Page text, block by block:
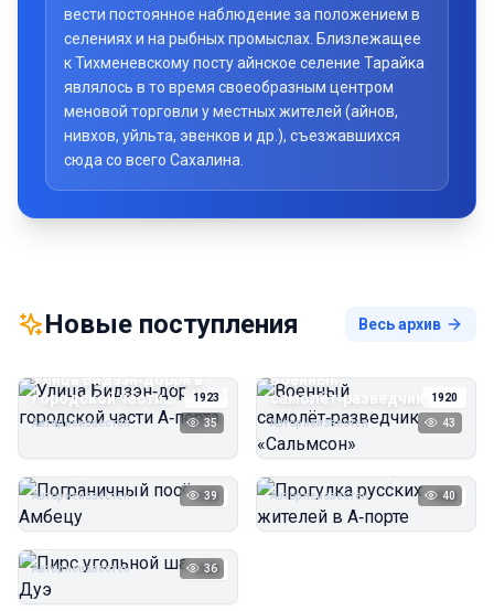
вести постоянное наблюдение за положением в
селениях и на рыбных промыслах. Близлежащее
к Тихменевскому посту айнское селение Тарайка
являлось в то время своеобразным центром
меновой торговли у местных жителей (айнов,
нивхов, уйльта, эвенков и др.), съезжавшихся
сюда со всего Сахалина.
Новые поступления Весь архив
1923
Улица Бидзэн‑дорри в
городской части
А‑порта
Автор неизвестен 35
1920
Военный
самолёт‑разведчик
«Сальмсон»
Автор неизвестен 43
1923
Автор неизвестен 39 1923
Прогулка русских
Автор неизвестен 40
1923
Пирс угольной шахты
Автор неизвестен 36